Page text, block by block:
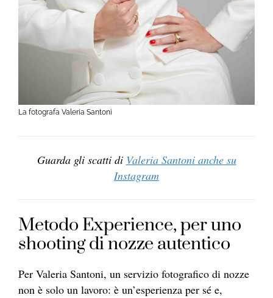
La fotografa Valeria Santoni
Guarda gli scatti di Valeria Santoni anche su
Instagram
Metodo Experience, per uno
shooting di nozze autentico
Per Valeria Santoni, un servizio fotografico di nozze
non è solo un lavoro: è un’esperienza per sé e,